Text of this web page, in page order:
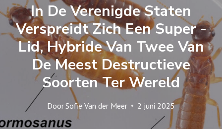
In De Verenigde Staten
Verspreidt Zich Een Super -
Lid, Hybride Van Twee Van
De Meest Destructieve
Soorten Ter Wereld
DoorSofie Van der Meer 2 juni 2025